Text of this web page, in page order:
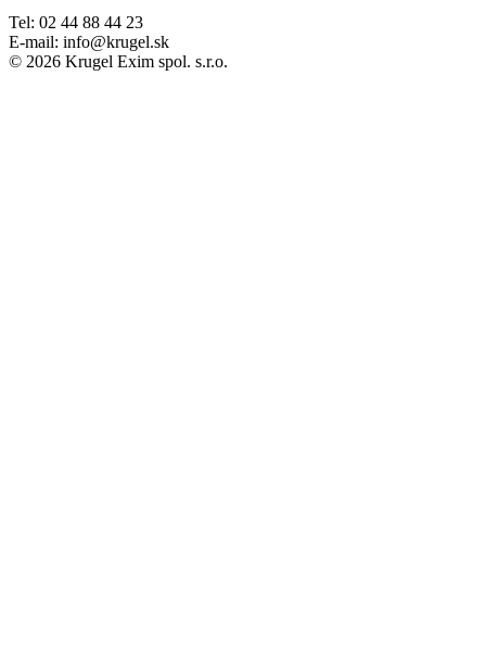
Tel: 02 44 88 44 23
E-mail: info@krugel.sk
© 2026 Krugel Exim spol. s.r.o.